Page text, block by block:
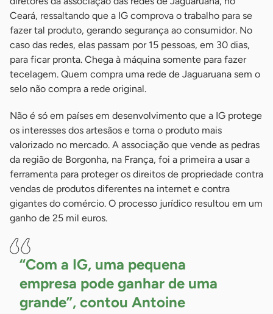
Ceará, ressaltando que a IG comprova o trabalho para se
fazer tal produto, gerando segurança ao consumidor. No
caso das redes, elas passam por 15 pessoas, em 30 dias,
para ficar pronta. Chega à máquina somente para fazer
tecelagem. Quem compra uma rede de Jaguaruana sem o
selo não compra a rede original.
Não é só em países em desenvolvimento que a IG protege
os interesses dos artesãos e torna o produto mais
valorizado no mercado. A associação que vende as pedras
da região de Borgonha, na França, foi a primeira a usar a
ferramenta para proteger os direitos de propriedade contra
vendas de produtos diferentes na internet e contra
gigantes do comércio. O processo jurídico resultou em um
ganho de 25 mil euros.
“Com a IG, uma pequena
empresa pode ganhar de uma
grande”, contou Antoine